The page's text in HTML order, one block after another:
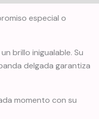
especial o
brillo inigualable. Su
delgada garantiza
momento con su